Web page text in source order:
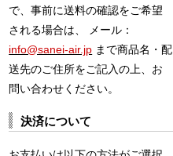
で、事前に送料の確認をご希望
される場合は、 メール：
info@sanei-air.jp まで商品名・配
送先のご住所をご記入の上、お
問い合わせください。
決済について